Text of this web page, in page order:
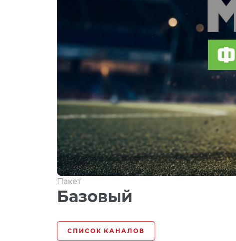
Пакет
Базовый
СПИСОК КАНАЛОВ